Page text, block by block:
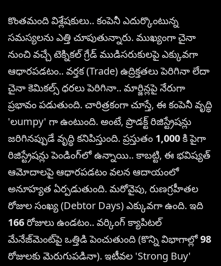
కొంతమంది విశ్లేషకులు.. కంపెనీ ఎదుర్కొంటున్న
సమస్యలను ఎత్తి చూపుతున్నారు. ముఖ్యంగా చైనా
నుంచి వచ్చే టెక్నికల్ గ్రేడ్ ముడిసరుకులపై ఎక్కువగా
ఆధారపడటం.. వర్తక (Trade) ఉద్రిక్తతలు పెరిగినా లేదా
చైనా కెమికల్స్ ధరలు పెరిగినా.. మార్జిన్లపై నేరుగా
ప్రభావం పడుతుంది. చారిత్రకంగా చూస్తే, ఈ కంపెనీ వృద్ధి
'లumpy' గా ఉంటుంది. అంటే, ప్రొడక్ట్ రిజిస్ట్రేషన్లు
జరిగినప్పుడే వృద్ధి కనిపిస్తుంది. ప్రస్తుతం 1,000కి పైగా
రిజిస్ట్రేషన్లు పెండింగ్‌లో ఉన్నాయి.. కాబట్టి, ఈ భవిష్యత్
ఆమోదాలపై ఆధారపడటం వలన ఆదాయంలో
అనూహ్యత ఏర్పడుతుంది. మరోవైపు, రుణగ్రహీతల
రోజుల సంఖ్య (Debtor Days) ఎక్కువగా ఉంది. ఇది
166రోజులు ఉండటం.. వర్కింగ్ క్యాపిటల్
మేనేజ్‌మెంట్‌పై ఒత్తిడి పెంచుతుంది (కొన్ని విభాగాల్లో98
రోజులకు మెరుగుపడినా). ఇటీవల 'Strong Buy'